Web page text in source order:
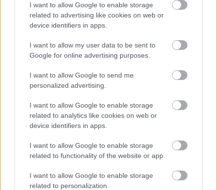
I want to allow Google to enable storage
related to advertising like cookies on web or
device identifiers in apps.
I want to allow my user data to be sent to
Google for online advertising purposes.
I want to allow Google to send me
personalized advertising.
I want to allow Google to enable storage
related to analytics like cookies on web or
device identifiers in apps.
I want to allow Google to enable storage
related to functionality of the website or app.
I want to allow Google to enable storage
related to personalization.
Elkészült a Liszt Ferenc repülőtér
közelében lévő logisztikai bázis út- és
közműhálózatának fejlesztése
Egyetlen, fél évszázados vezetéken
múlt Bicske vízellátása
Épített öröksége megújításával is készül
Mohács a csata ötszázadik